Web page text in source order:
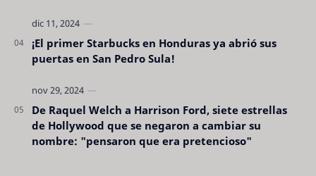
¡El primer Starbucks en Honduras ya abrió sus
puertas en San Pedro Sula!
De Raquel Welch a Harrison Ford, siete estrellas
de Hollywood que se negaron a cambiar su
nombre: "pensaron que era pretencioso"